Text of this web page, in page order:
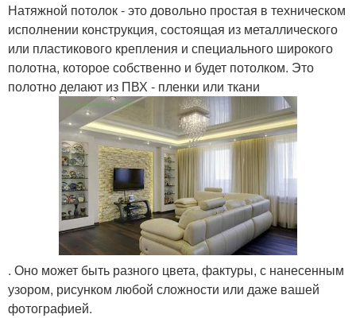
Натяжной потолок - это довольно простая в техническом
исполнении конструкция, состоящая из металлического
или пластикового крепления и специального широкого
полотна, которое собственно и будет потолком. Это
полотно делают из ПВХ - пленки или ткани
. Оно может быть разного цвета, фактуры, с нанесенным
узором, рисунком любой сложности или даже вашей
фотографией.